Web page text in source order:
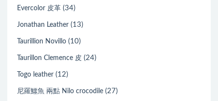
Evercolor 皮革 (34)
Jonathan Leather (13)
Taurillion Novillo (10)
Taurillon Clemence 皮 (24)
Togo leather (12)
尼羅鱷魚 兩點 Nilo crocodile (27)